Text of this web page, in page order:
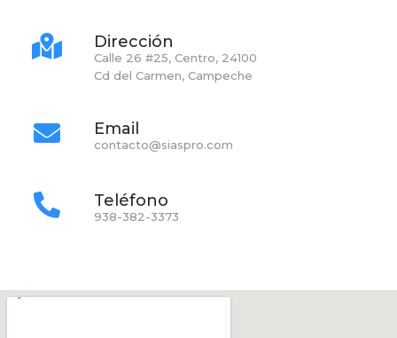
Dirección
Calle 26 #25, Centro, 24100
Cd del Carmen, Campeche
Email
contacto@siaspro.com
Teléfono
938-382-3373